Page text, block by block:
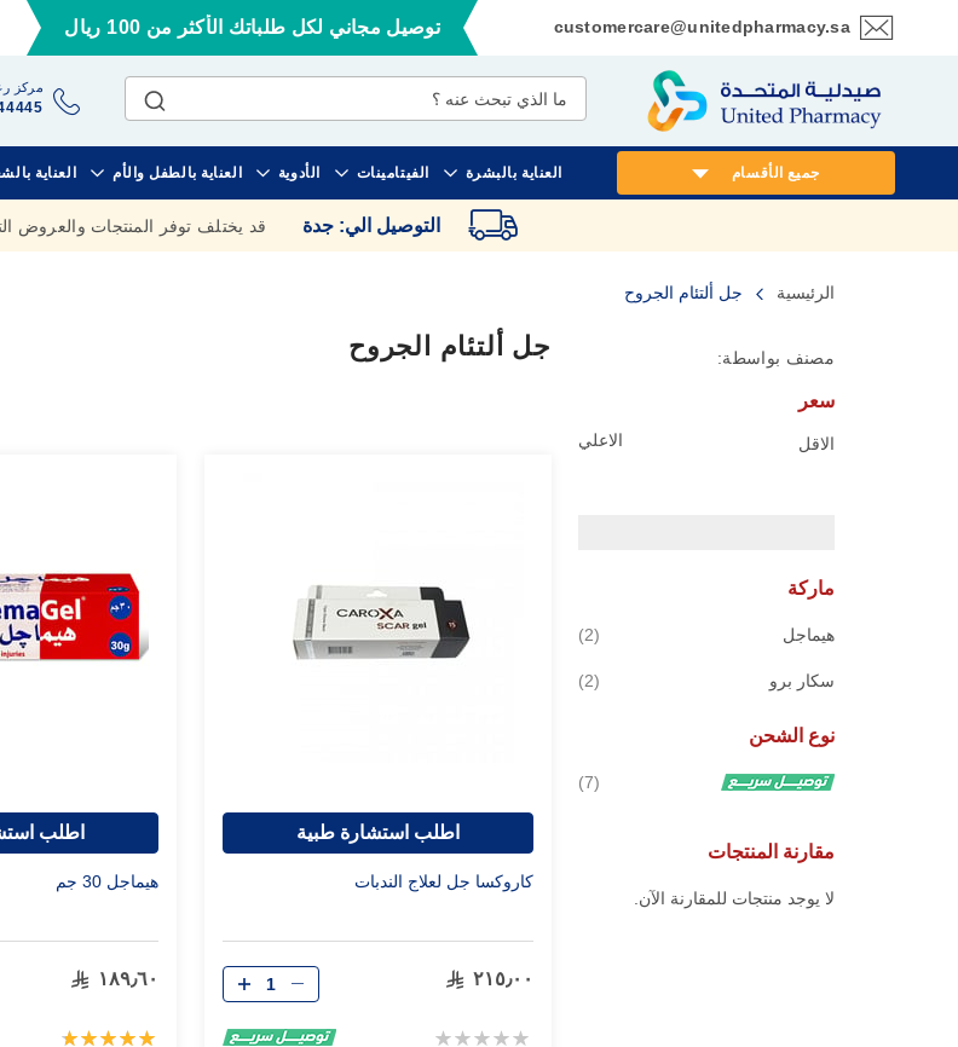
customercare@unitedpharmacy.sa
تخطي
المحتوى
توصيل مجاني لكل طلباتك الأكثر من 100 ريال
مركز
العناية بالبشرة الفيتامينات الأدوية العناية بالطفل والأم العناية جميع الأقسام
التوصيل الي: جدة قد يختلف توفر المنتجات والعروض
الرئيسية جل ألتئام الجروح
جل ألتئام الجروح
اطلب استشارة طبية
كاروكسا جل لعلاج الندبات
٢١٥٫٠٠
Rating:
الكمية
اطلب
هيماجل 30 جم
١٨٩٫٦٠
تقييم:
مصنف بواسطة:
سعر
الاقل الاعلي
ماركة
هيماجل 2قطع
سكار برو 2قطع
نوع الشحن
7قطع
مقارنة المنتجات
لا يوجد منتجات للمقارنة الآن.